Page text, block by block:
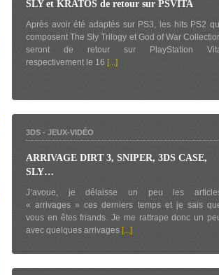
SLY et KRATOS de retour sur PSVITA
Après avoir été adaptés sur PS3, les hits PS2
composent The Sly Trilogy et God of War
seront de retour sur PlayStation
respectivement le 16 [...]
3DS - JEUX-VIDÉO
ARRIVAGE DIRT 3, SNIPER, 3DS CASE,
SLY…
J’avoue, je délaisse un peu les
« arrivages » ces derniers temps et je sais
vous en êtes friands. Je me rattrape donc un
avec quelques arrivages [...]